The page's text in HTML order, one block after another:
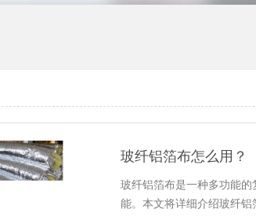
玻纤铝箔布怎么用？
玻纤铝箔布是一种多功能
能。本文将详细介绍玻纤